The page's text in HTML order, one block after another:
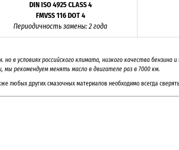
DIN ISO 4925 CLASS 4
FMVSS 116 DOT 4
Периодичность замены: 2 года
но в условиях российского климата, низкого качества
мы рекомендуем менять масло в двигателе раз в 7000 км.
любых других смазочных материалов необходимо всегда